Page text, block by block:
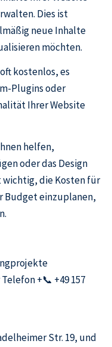
Dies ist
neue Inhalte
möchten.
kostenlos, es
Plugins oder
Ihrer Website
helfen,
oder das Design
wichtig, die Kosten für
Budget einzuplanen,
+📞 +49 157
Str. 19, und